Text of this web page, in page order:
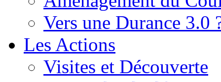
Vers une Durance 3.0
Les Actions
Visites et Découverte